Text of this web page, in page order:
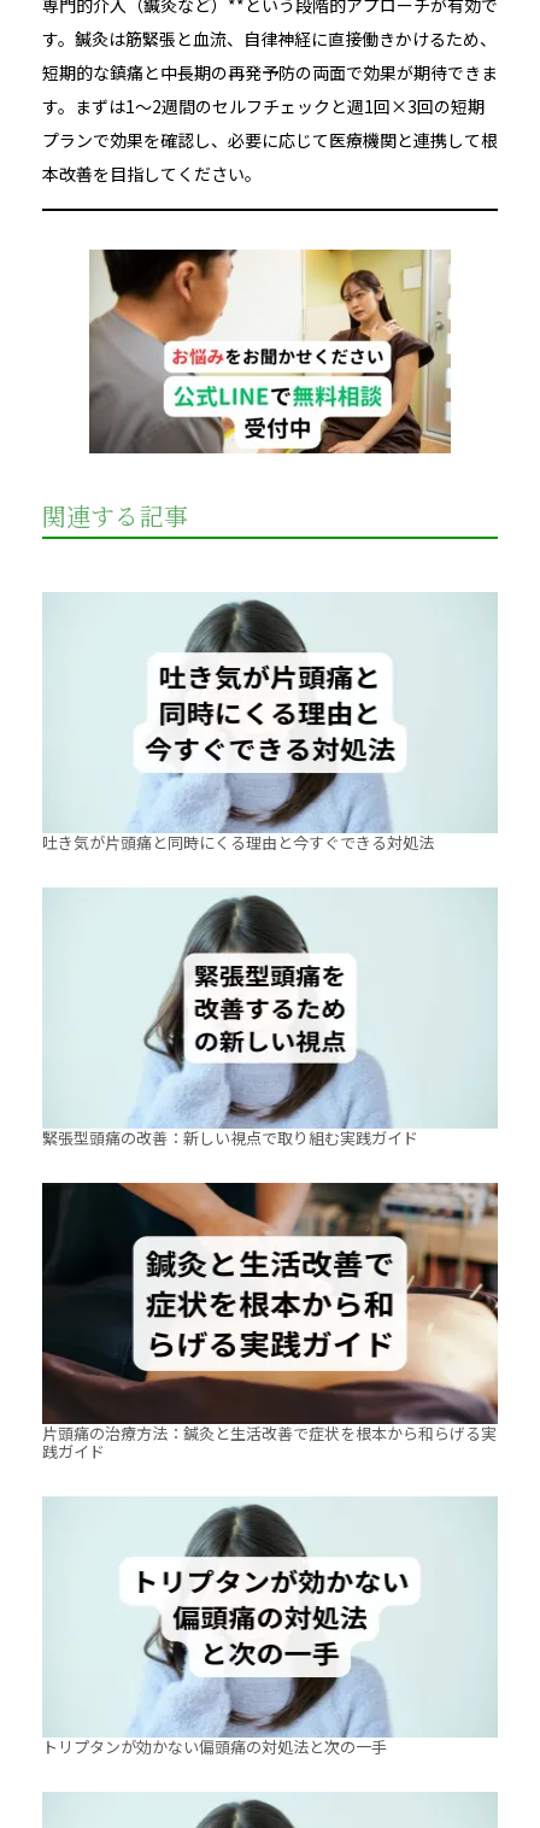
す。鍼灸は筋緊張と血流、自律神経に直接働きかけるため、
短期的な鎮痛と中長期の再発予防の両面で効果が期待できま
す。まずは1〜2週間のセルフチェックと週1回×3回の短期
プランで効果を確認し、必要に応じて医療機関と連携して根
本改善を目指してください。
関連する記事
吐き気が片頭痛と同時にくる理由と今すぐできる対処法
緊張型頭痛の改善：新しい視点で取り組む実践ガイド
片頭痛の治療方法：鍼灸と生活改善で症状を根本から和らげる実
践ガイド
トリプタンが効かない偏頭痛の対処法と次の一手